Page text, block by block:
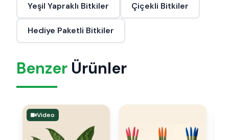
Yeşil Yapraklı Bitkiler Çiçekli Bitkiler
Hediye Paketli Bitkiler
Benzer Ürünler
Video